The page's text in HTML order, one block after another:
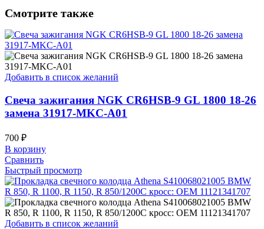
Смотрите также
Добавить в список желаний
Свеча зажигания NGK CR6HSB-9 GL 1800 18-26
замена 31917-MKC-A01
700 ₽
В корзину
Сравнить
Быстрый просмотр
Добавить в список желаний